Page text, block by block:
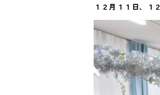
１２月１１日、１